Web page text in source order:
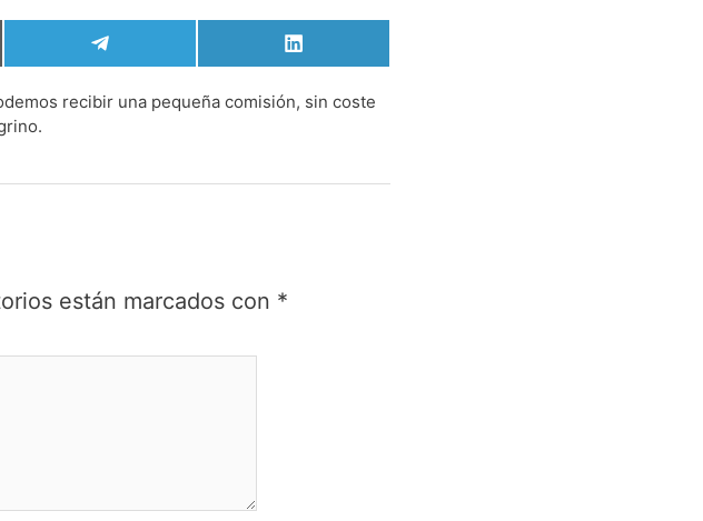
Compartir
en
Telegram
Compartir
en
LinkedIn
recibir una pequeña comisión, sin coste
están marcados con *